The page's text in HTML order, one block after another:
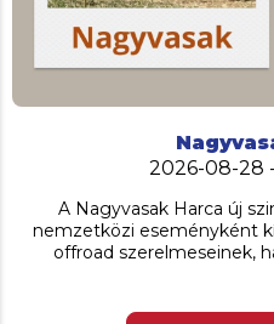
2026-08-28
A Nagyvasak Harca új
nemzetközi eseményként
offroad szerelmeseinek,